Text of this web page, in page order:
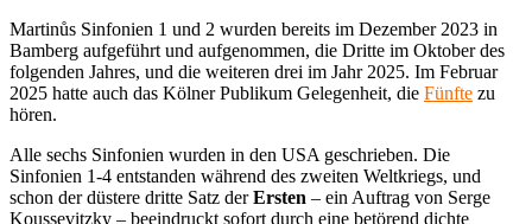
Martinůs Sinfonien 1 und 2 wurden bereits im Dezember 2023 in
Bamberg aufgeführt und aufgenommen, die Dritte im Oktober des
folgenden Jahres, und die weiteren drei im Jahr 2025. Im Februar
2025 hatte auch das Kölner Publikum Gelegenheit, die Fünfte zu
hören.
Alle sechs Sinfonien wurden in den USA geschrieben. Die
Sinfonien 1-4 entstanden während des zweiten Weltkriegs, und
schon der düstere dritte Satz derErsten – ein Auftrag von Serge
Koussevitzky – beeindruckt sofort durch eine betörend dichte